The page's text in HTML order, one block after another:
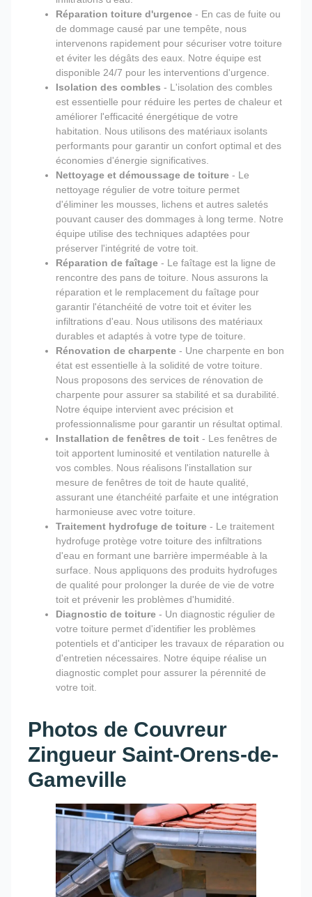
Réparation toiture d'urgence - En cas de fuite ou
de dommage causé par une tempête, nous
intervenons rapidement pour sécuriser votre toiture
et éviter les dégâts des eaux. Notre équipe est
disponible 24/7 pour les interventions d'urgence.
Isolation des combles - L'isolation des combles
est essentielle pour réduire les pertes de chaleur et
améliorer l'efficacité énergétique de votre
habitation. Nous utilisons des matériaux isolants
performants pour garantir un confort optimal et des
économies d'énergie significatives.
Nettoyage et démoussage de toiture - Le
nettoyage régulier de votre toiture permet
d'éliminer les mousses, lichens et autres saletés
pouvant causer des dommages à long terme. Notre
équipe utilise des techniques adaptées pour
préserver l'intégrité de votre toit.
Réparation de faîtage - Le faîtage est la ligne de
rencontre des pans de toiture. Nous assurons la
réparation et le remplacement du faîtage pour
garantir l'étanchéité de votre toit et éviter les
infiltrations d'eau. Nous utilisons des matériaux
durables et adaptés à votre type de toiture.
Rénovation de charpente - Une charpente en bon
état est essentielle à la solidité de votre toiture.
Nous proposons des services de rénovation de
charpente pour assurer sa stabilité et sa durabilité.
Notre équipe intervient avec précision et
professionnalisme pour garantir un résultat optimal.
Installation de fenêtres de toit - Les fenêtres de
toit apportent luminosité et ventilation naturelle à
vos combles. Nous réalisons l'installation sur
mesure de fenêtres de toit de haute qualité,
assurant une étanchéité parfaite et une intégration
harmonieuse avec votre toiture.
Traitement hydrofuge de toiture - Le traitement
hydrofuge protège votre toiture des infiltrations
d'eau en formant une barrière imperméable à la
surface. Nous appliquons des produits hydrofuges
de qualité pour prolonger la durée de vie de votre
toit et prévenir les problèmes d'humidité.
Diagnostic de toiture - Un diagnostic régulier de
votre toiture permet d'identifier les problèmes
potentiels et d'anticiper les travaux de réparation ou
d'entretien nécessaires. Notre équipe réalise un
diagnostic complet pour assurer la pérennité de
votre toit.
Photos de Couvreur
Zingueur Saint-Orens-de-
Gameville